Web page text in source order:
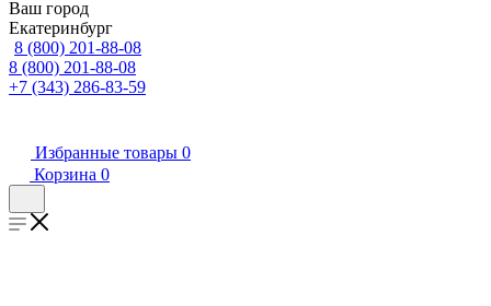
Ваш город
Екатеринбург
8 (800) 201-88-08
8 (800) 201-88-08
+7 (343) 286-83-59
Избранные товары 0
Корзина 0